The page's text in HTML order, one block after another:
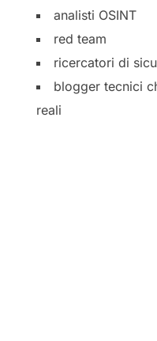
analisti OSINT
red team
ricercatori di
blogger tecnici
reali